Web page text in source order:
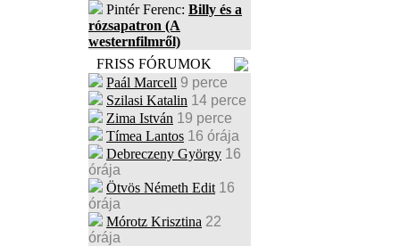
Pintér Ferenc: Billy és a
rózsapatron (A
westernfilmről)
FRISS FÓRUMOK
Paál Marcell 9 perce
Szilasi Katalin 14 perce
Zima István 19 perce
Tímea Lantos 16 órája
Debreczeny György 16
órája
Ötvös Németh Edit 16
órája
Mórotz Krisztina 22
órája